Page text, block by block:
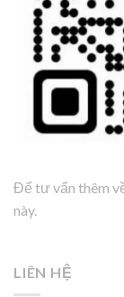
Để tư vấn thêm
này.
LIÊN HỆ